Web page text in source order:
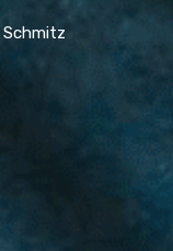
Schmitz